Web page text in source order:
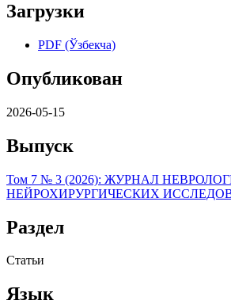
Загрузки
PDF (Ўзбекча)
Опубликован
2026-05-15
Выпуск
Том 7 № 3 (2026): ЖУРНАЛ
НЕЙРОХИРУРГИЧЕСКИХ
Раздел
Статьи
Язык